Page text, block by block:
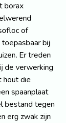
borax
of
bij
Er treden
de verwerking
hout die
spaanplaat
bestand tegen
erg zwak zijn